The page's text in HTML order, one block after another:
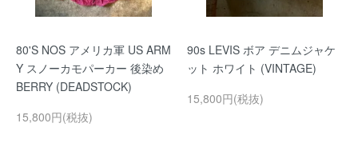
80'S NOS アメリカ軍 US ARM
Y スノーカモパーカー 後染め
BERRY (DEADSTOCK)
15,800円(税抜)
90s LEVIS ボア デニムジャケ
ット ホワイト (VINTAGE)
15,800円(税抜)